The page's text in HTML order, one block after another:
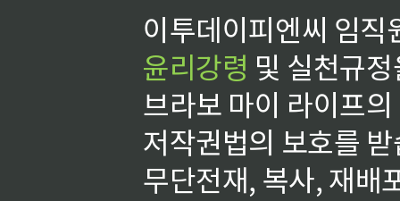
이투데이피엔씨 임
윤리강령 및 실천규
브라보 마이 라이프
저작권법의 보호를
무단전재, 복사, 재배